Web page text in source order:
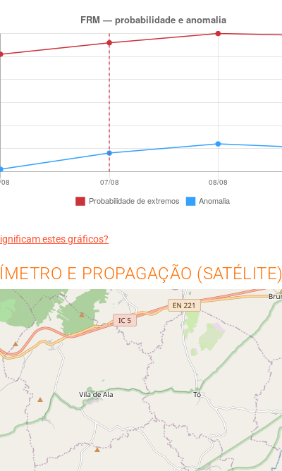
estes gráficos?
E PROPAGAÇÃO (SATÉLITE)